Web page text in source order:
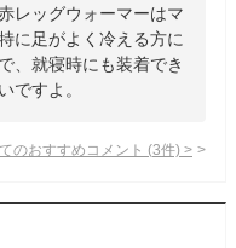
レッグウォーマーはマ
に足がよく冷える方に
、就寝時にも装着でき
ですよ。
のおすすめコメント (3件) >